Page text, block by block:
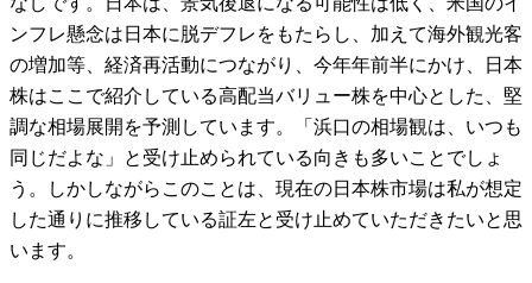
ンフレ懸念は日本に脱デフレをもたらし、加えて海外観光客
の増加等、経済再活動につながり、今年年前半にかけ、日本
株はここで紹介している高配当バリュー株を中心とした、堅
調な相場展開を予測しています。「浜口の相場観は、いつも
同じだよな」と受け止められている向きも多いことでしょ
う。しかしながらこのことは、現在の日本株市場は私が想定
した通りに推移している証左と受け止めていただきたいと思
います。